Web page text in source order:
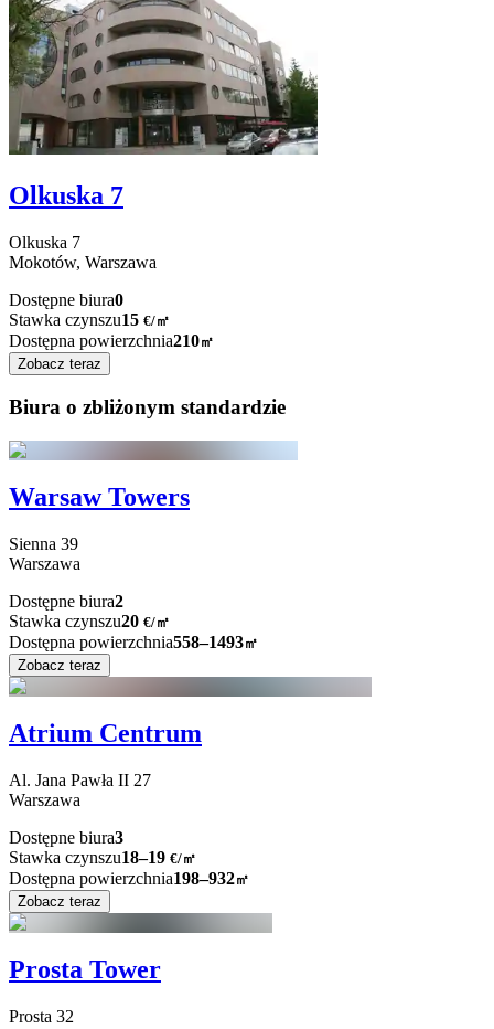
Olkuska 7
Olkuska 7
Mokotów, Warszawa
Dostępne biura0
Stawka czynszu15 €/㎡
Dostępna powierzchnia210㎡
Zobacz teraz
Biura o zbliżonym standardzie
Warsaw Towers
Sienna 39
Warszawa
Dostępne biura2
Stawka czynszu20 €/㎡
Dostępna powierzchnia558–1493㎡
Zobacz teraz
Atrium Centrum
Al. Jana Pawła II 27
Warszawa
Dostępne biura3
Stawka czynszu18–19 €/㎡
Dostępna powierzchnia198–932㎡
Zobacz teraz
Prosta Tower
Prosta 32